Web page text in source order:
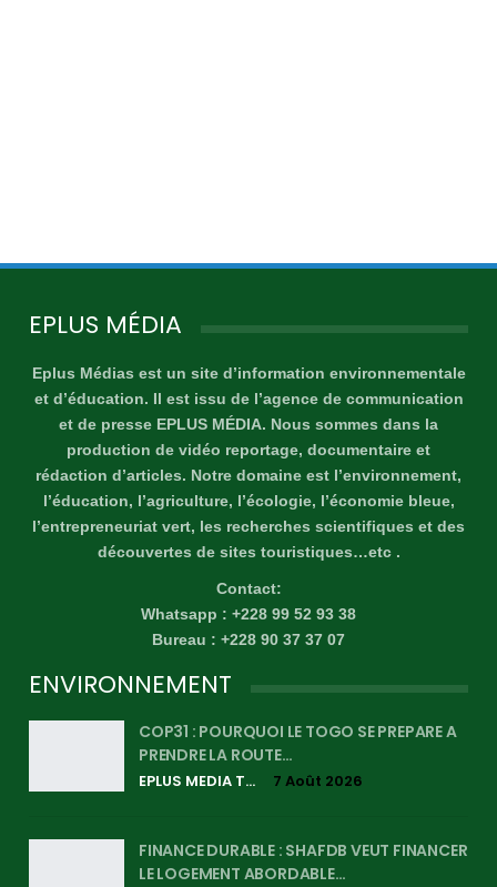
EPLUS MÉDIA
Eplus Médias est un site d’information environnementale
et d’éducation. Il est issu de l’agence de communication
et de presse EPLUS MÉDIA. Nous sommes dans la
production de vidéo reportage, documentaire et
rédaction d’articles. Notre domaine est l’environnement,
l’éducation, l’agriculture, l’écologie, l’économie bleue,
l’entrepreneuriat vert, les recherches scientifiques et des
découvertes de sites touristiques…etc .
Contact:
Whatsapp : +228 99 52 93 38
Bureau : +228 90 37 37 07
ENVIRONNEMENT
COP31 : POURQUOI LE TOGO SE PREPARE A
PRENDRE LA ROUTE…
EPLUS MEDIA TV 7 Août 2026
FINANCE DURABLE : SHAFDB VEUT FINANCER
LE LOGEMENT ABORDABLE…